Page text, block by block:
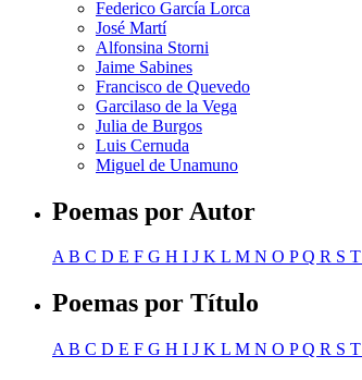
Federico García Lorca
José Martí
Alfonsina Storni
Jaime Sabines
Francisco de Quevedo
Garcilaso de la Vega
Julia de Burgos
Luis Cernuda
Miguel de Unamuno
Poemas por Autor
AB C D E F G H I J K L M N O PQ R S T
Poemas por Título
A B C D E F G H I J K L M N O PQ R S T